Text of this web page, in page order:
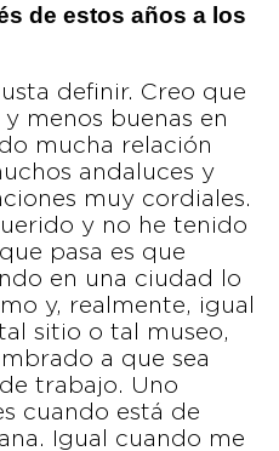
de estos años a los
definir. Creo que
menos buenas en
mucha relación
andaluces y
muy cordiales.
y no he tenido
pasa es que
en una ciudad lo
y, realmente, igual
sitio o tal museo,
a que sea
trabajo. Uno
cuando está de
Igual cuando me